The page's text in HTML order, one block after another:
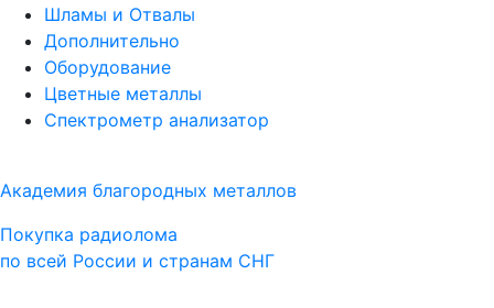
Шламы и Отвалы
Дополнительно
Оборудование
Цветные металлы
Спектрометр анализатор
Академия благородных металлов
Покупка радиолома
по всей России и странам СНГ